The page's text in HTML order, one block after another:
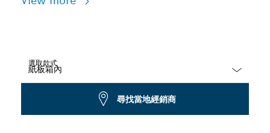
選取款式
尋找當地經銷商